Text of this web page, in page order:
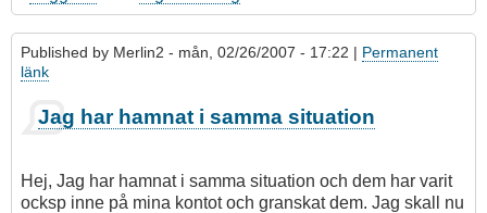
Published by Merlin2 - mån, 02/26/2007 - 17:22 | Permanent
länk
Jag har hamnat i samma situation
Hej, Jag har hamnat i samma situation och dem har varit
ocksp inne på mina kontot och granskat dem. Jag skall nu